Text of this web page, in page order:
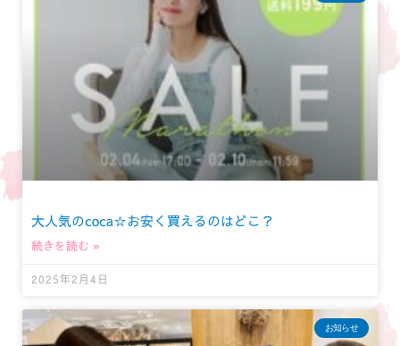
大人気のcoca☆お安く買えるのはどこ？
続きを読む »
2025年2月4日
お知らせ